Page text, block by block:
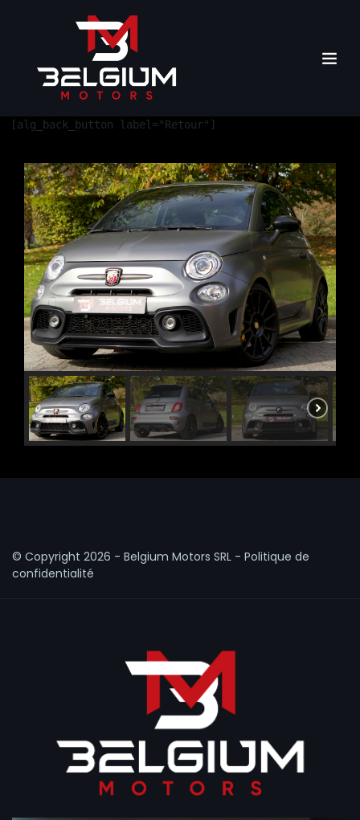
[alg_back_button label="Retour"]
© Copyright 2026 - Belgium Motors SRL - Politique de
confidentialité